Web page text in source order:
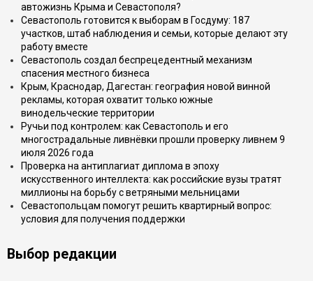
автожизнь Крыма и Севастополя?
Севастополь готовится к выборам в Госдуму: 187
участков, штаб наблюдения и семьи, которые делают эту
работу вместе
Севастополь создал беспрецедентный механизм
спасения местного бизнеса
Крым, Краснодар, Дагестан: география новой винной
рекламы, которая охватит только южные
винодельческие территории
Ручьи под контролем: как Севастополь и его
многострадальные ливнёвки прошли проверку ливнем 9
июля 2026 года
Проверка на антиплагиат диплома в эпоху
искусственного интеллекта: как российские вузы тратят
миллионы на борьбу с ветряными мельницами
Севастопольцам помогут решить квартирный вопрос:
условия для получения поддержки
Выбор редакции